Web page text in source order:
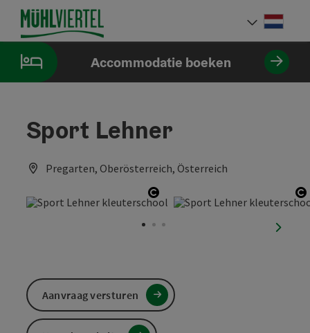
InhoudAccesskey
[0]
NavigatieAccesskey
[1]
PaginabeginAccesskey
[2]
Accommodatie boeken
Sport Lehner
Pregarten, Oberösterreich, Österreich
Start Copyright
Aanvraag versturen